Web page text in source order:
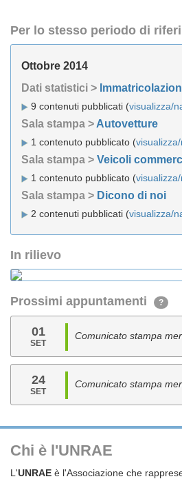
Per lo stesso periodo di
Ottobre 2014
Dati statistici >
9 contenuti pubblicati (visualizza/
Sala stampa > Autovetture
1 contenuto pubblicato (
Sala stampa > Veicoli
1 contenuto pubblicato (
Sala stampa > Dicono di noi
2 contenuti pubblicati (visualizza/
In rilievo
Prossimi appuntamenti ?
01
SET
Comunicato stampa
24
SET
Comunicato stampa
Chi è l'UNRAE
L'UNRAE è l'Associazione che